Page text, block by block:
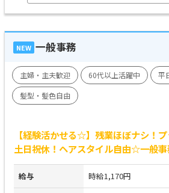
NEW 一般事務
主婦・主夫歓迎 60代以上活躍中
平
髪型・髪色自由
【経験活かせる☆】残業ほぼナシ！
土日祝休！ヘアスタイル自由☆一般
給与 時給1,170円